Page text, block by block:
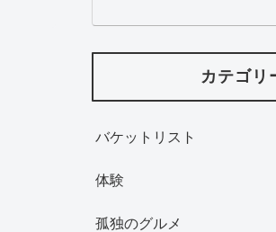
カテゴリ
バケットリスト
体験
孤独のグルメ